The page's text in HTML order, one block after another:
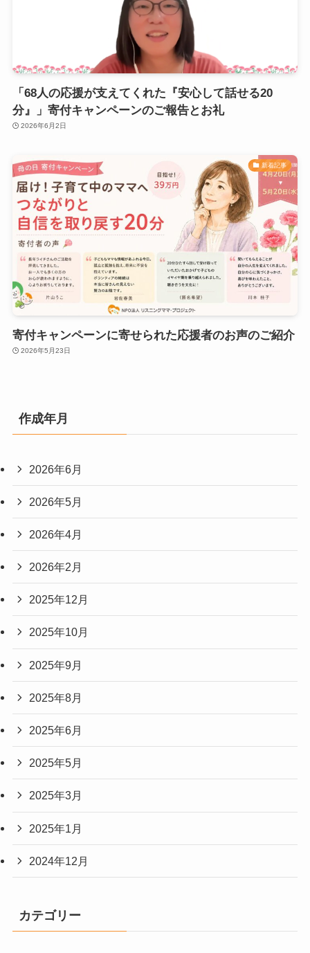
「68人の応援が支えてくれた『安心して話せる20
分』」寄付キャンペーンのご報告とお礼
2026年6月2日
新着記事
寄付キャンペーンに寄せられた応援者のお声のご紹介
2026年5月23日
作成年月
2026年6月
2026年5月
2026年4月
2026年2月
2025年12月
2025年10月
2025年9月
2025年8月
2025年6月
2025年5月
2025年3月
2025年1月
2024年12月
カテゴリー